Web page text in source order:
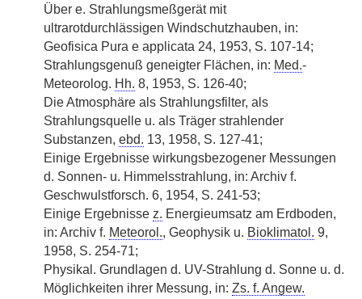
Über e. Strahlungsmeßgerät mit
ultrarotdurchlässigen Windschutzhauben, in:
Geofisica Pura e applicata 24, 1953, S. 107-14;
Strahlungsgenuß geneigter Flächen, in: Med.-
Meteorolog. Hh. 8, 1953, S. 126-40;
Die Atmosphäre als Strahlungsfilter, als
Strahlungsquelle u. als Träger strahlender
Substanzen, ebd. 13, 1958, S. 127-41;
Einige Ergebnisse wirkungsbezogener Messungen
d. Sonnen- u. Himmelsstrahlung, in: Archiv f.
Geschwulstforsch. 6, 1954, S. 241-53;
Einige Ergebnisse z. Energieumsatz am Erdboden,
in: Archiv f. Meteorol., Geophysik u. Bioklimatol. 9,
1958, S. 254-71;
Physikal. Grundlagen d. UV-Strahlung d. Sonne u. d.
Möglichkeiten ihrer Messung, in: Zs. f. Angew.